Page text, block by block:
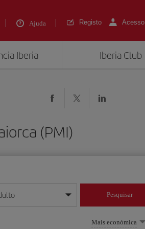
Ajuda Registo Acesso
Iberia Iberia Club
(PMI)
ano
Pesquisar
Mais económica